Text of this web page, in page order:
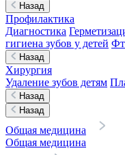
Назад
Профилактика
Диагностика
гигиена зубов у детей
Назад
Хирургия
Удаление зубов детям
Назад
Назад
Общая медицина
Общая медицина